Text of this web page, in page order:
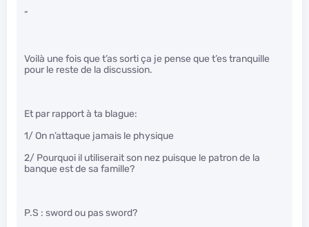
”
Voilà une fois que t’as sorti ça je pense que t’es tranquille
pour le reste de la discussion.
Et par rapport à ta blague:
1/ On n’attaque jamais le physique
2/ Pourquoi il utiliserait son nez puisque le patron de la
banque est de sa famille?
P.S : sword ou pas sword?